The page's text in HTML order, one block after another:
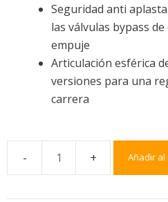
Seguridad anti
las válvulas bypass
empuje
Articulación esférica
versiones para una
carrera
Añadir al